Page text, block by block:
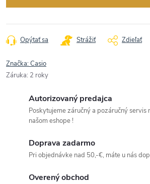
Opýtať sa Strážiť Zdieľať
Značka:Casio
Záruka: 2 roky
Autorizovaný predajca
Poskytujeme záručný a pozáručný servis
našom eshope !
Doprava zadarmo
Pri objednávke nad 50,-€, máte u nás
Overený obchod